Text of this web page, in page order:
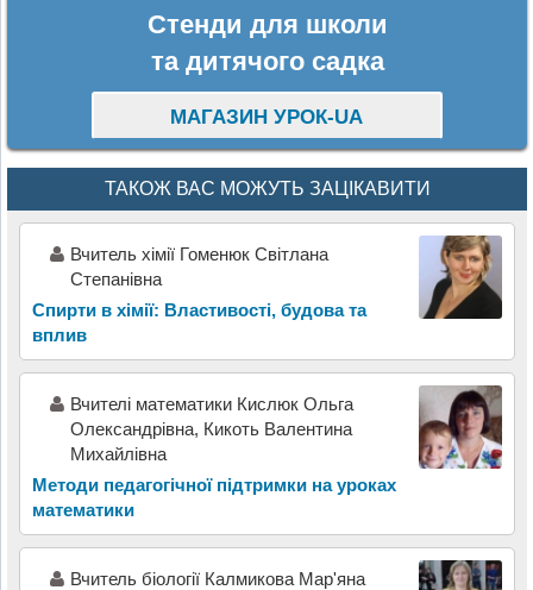
Стенди для школи
та дитячого садка
МАГАЗИН УРОК-UA
ТАКОЖ ВАС МОЖУТЬ ЗАЦІКАВИТИ
Вчитель хімії Гоменюк Світлана
Степанівна
Спирти в хімії: Властивості, будова та
вплив
Вчителі математики Кислюк Ольга
Олександрівна, Кикоть Валентина
Михайлівна
Методи педагогічної підтримки на уроках
математики
Вчитель біології Калмикова Мар'яна